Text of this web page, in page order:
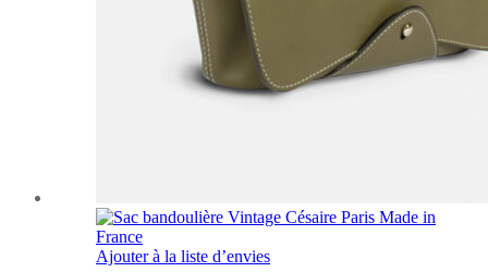
Ajouter à la liste d’envies